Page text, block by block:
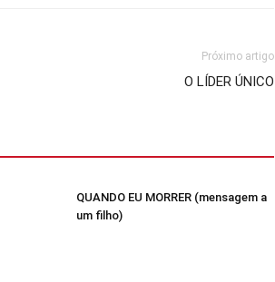
Próximo artigo
O LÍDER ÚNICO
QUANDO EU MORRER (mensagem a
um filho)